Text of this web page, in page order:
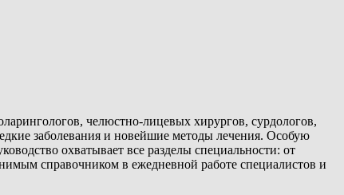
челюстно-лицевых хирургов, сурдологов,
заболевания и новейшие методы лечения. Особую
охватывает все разделы специальности: от
справочником в ежедневной работе специалистов и